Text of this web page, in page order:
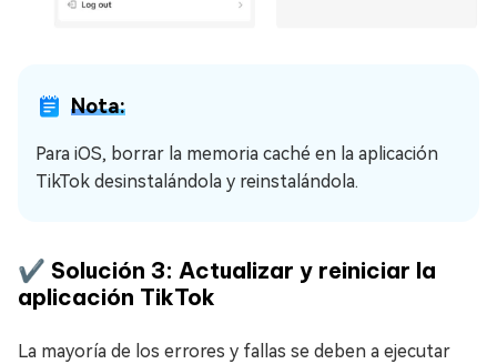
Nota:
Para iOS, borrar la memoria caché en la aplicación
TikTok desinstalándola y reinstalándola.
✔️ Solución 3: Actualizar y reiniciar la
aplicación TikTok
La mayoría de los errores y fallas se deben a ejecutar